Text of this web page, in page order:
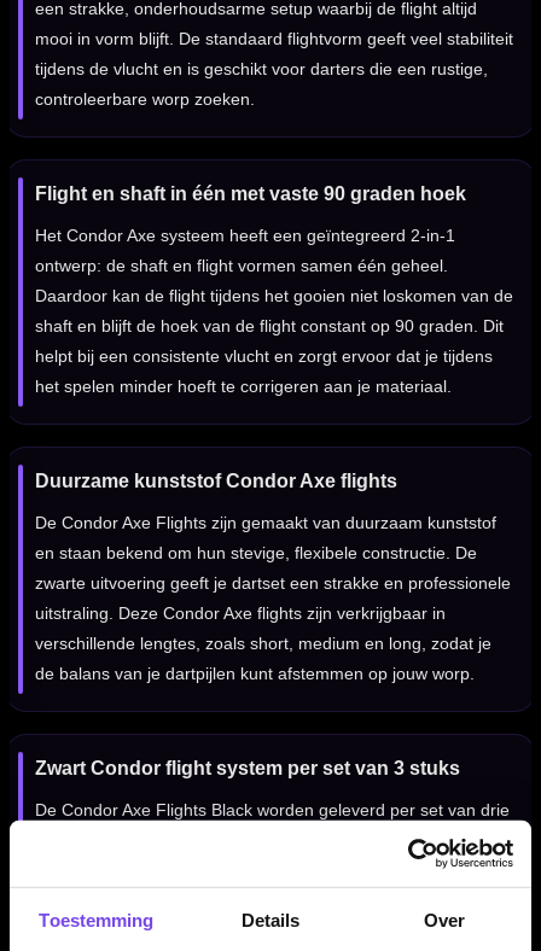
Toestemming Details Over
een strakke, onderhoudsarme setup waarbij de flight altijd
mooi in vorm blijft. De standaard flightvorm geeft veel stabiliteit
tijdens de vlucht en is geschikt voor darters die een rustige,
controleerbare worp zoeken.
Flight en shaft in één met vaste 90 graden hoek
Het Condor Axe systeem heeft een geïntegreerd 2-in-1
ontwerp: de shaft en flight vormen samen één geheel.
Daardoor kan de flight tijdens het gooien niet loskomen van de
shaft en blijft de hoek van de flight constant op 90 graden. Dit
helpt bij een consistente vlucht en zorgt ervoor dat je tijdens
het spelen minder hoeft te corrigeren aan je materiaal.
Duurzame kunststof Condor Axe flights
De Condor Axe Flights zijn gemaakt van duurzaam kunststof
en staan bekend om hun stevige, flexibele constructie. De
zwarte uitvoering geeft je dartset een strakke en professionele
uitstraling. Deze Condor Axe flights zijn verkrijgbaar in
verschillende lengtes, zoals short, medium en long, zodat je
de balans van je dartpijlen kunt afstemmen op jouw worp.
Zwart Condor flight system per set van 3 stuks
De Condor Axe Flights Black worden geleverd per set van drie
stuks, zodat je direct een complete set hebt voor één set
dartpijlen. Door de zwarte kleur zijn deze flights makkelijk te
Huybrechts is één van de bekende Belgische darters die veel